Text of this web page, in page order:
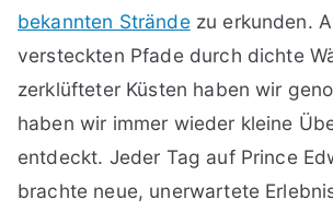
bekannten Strändezu erkunden.
versteckten Pfade durch dichte
zerklüfteter Küsten haben wir
haben wir immer wieder kleine
entdeckt. Jeder Tag auf Prince
brachte neue, unerwartete